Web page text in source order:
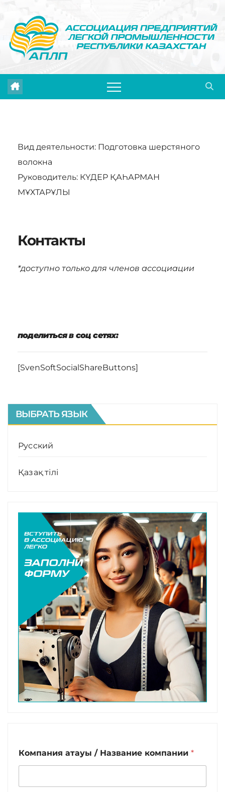
содержимому
Вид деятельности: Подготовка шерстяного
волокна
Руководитель: КҮДЕР ҚАҺАРМАН
МҰХТАРҰЛЫ
Контакты
*доступно только для членов ассоциации
поделиться в соц сетях:
[SvenSoftSocialShareButtons]
ВЫБРАТЬ ЯЗЫК
Русский
Қазақ тілі
Компания атауы / Название компании *